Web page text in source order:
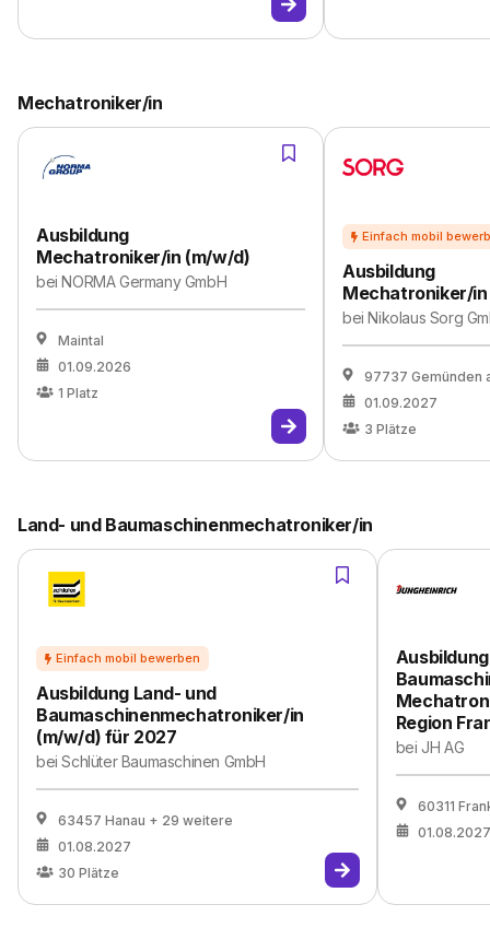
Mechatroniker/in
Ausbildung
Mechatroniker/in (m/w/d)
beiNORMA Germany GmbH
Maintal
01.09.2026
1 Platz
Ausbildung
Mechatroniker/
beiNikolaus Sorg
97737 Gemünden
01.09.2027
3 Plätze
Land- und Baumaschinenmechatroniker/in
Ausbildung Land- und
Baumaschinenmechatroniker/in
(m/w/d) für 2027
beiSchlüter Baumaschinen GmbH
63457 Hanau + 29 weitere
01.08.2027
30 Plätze
Region
bei JH AG
60311
01.08.2027